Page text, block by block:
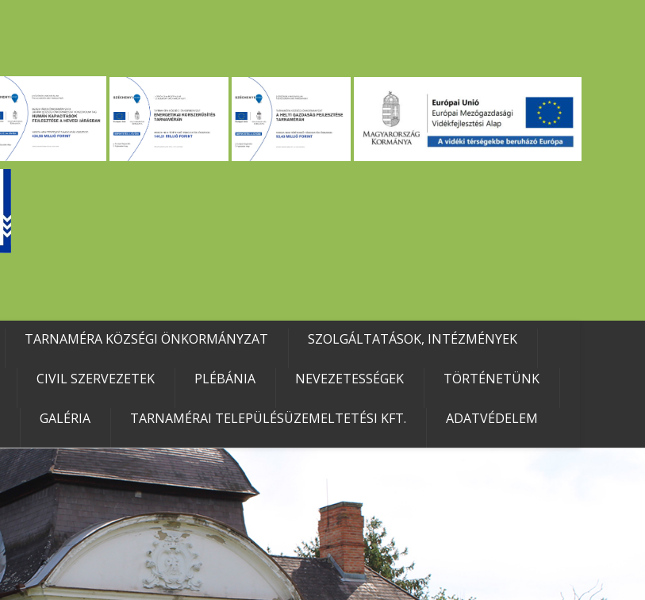
TARNAMÉRA KÖZSÉGI ÖNKORMÁNYZAT SZOLGÁLTATÁSOK, INTÉZMÉNYEK
CIVIL SZERVEZETEK PLÉBÁNIA NEVEZETESSÉGEK TÖRTÉNETÜNK
GALÉRIA TARNAMÉRAI TELEPÜLÉSÜZEMELTETÉSI KFT. ADATVÉDELEM